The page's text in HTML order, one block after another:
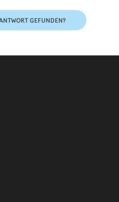
GEFUNDEN?